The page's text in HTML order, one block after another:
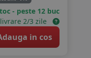
- peste 12 buc
livrare 2/3 zile
in cos